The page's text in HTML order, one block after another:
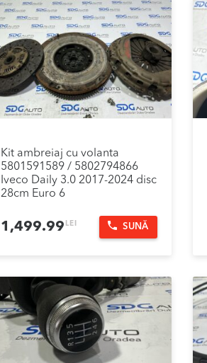
Kit ambreiaj cu volanta
5801591589 / 5802794866
Iveco Daily 3.0 2017-2024 disc
28cm Euro 6
1,499.99 LEI SUNĂ